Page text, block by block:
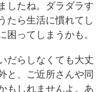
したね。ダラダラす
たら生活に慣れてし
困ってしまうかも。
だらしなくても大丈
と、ご近所さんや同
もしれませんよ。あ